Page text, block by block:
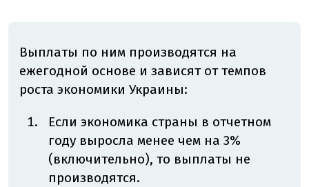
Выплаты по ним производятся на
ежегодной основе и зависят от темпов
роста экономики Украины:
Если экономика страны в отчетном
году выросла менее чем на 3%
(включительно), то выплаты не
производятся.